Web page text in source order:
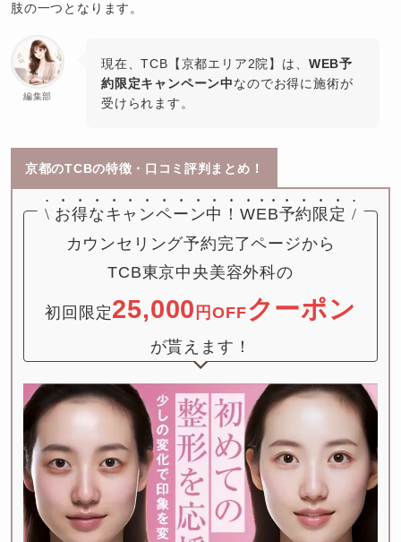
肢の一つとなります。
編集部
現在、TCB【京都エリア2院】は、 WEB予
約限定キャンペーン中なのでお得に施術が
受けられます。
京都のTCBの特徴・口コミ評判まとめ！
\ お得なキャンペーン中！WEB予約限定 /
カウンセリング予約完了ページから
TCB東京中央美容外科の
初回限定25,000 円OFFクーポン
が貰えます！